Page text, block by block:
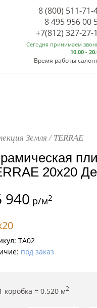
8 (800) 511-71-
8 495 956 00
Сегодня принимаем
10.00 -
Время работы
+7(812) 327-27-
Земля / TERRAE
20x20
940 р/м2
TA02
под заказ
коробка = 0.520м2